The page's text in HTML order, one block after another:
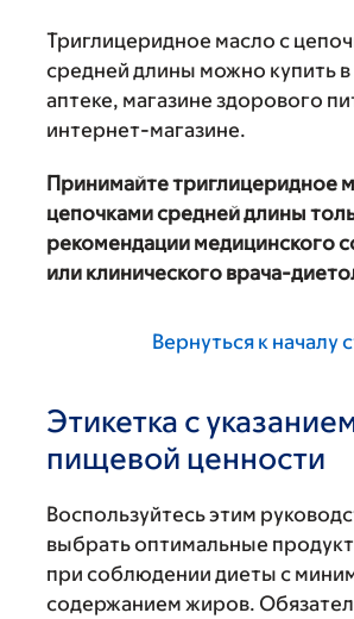
Триглицеридное масло с
средней длины можно купить
аптеке, магазине здорового
интернет-магазине.
Принимайте триглицеридное
цепочками средней длины
рекомендации медицинского
или клинического врача-
Вернуться к началу
Этикетка с
пищевой ценности
Воспользуйтесь этим
выбрать оптимальные
при соблюдении диеты с
содержанием жиров.